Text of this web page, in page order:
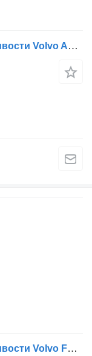
Стабилизатор поперечной устойчивости Volvo Anti-roll bar 3986432 для тягача Volvo FH13
Стабилизатор поперечной устойчивости Volvo FH16 (01.93-) 1629786 для тягача Volvo FH12, FH16, NH12, FH, VNL780 (1993-2014)